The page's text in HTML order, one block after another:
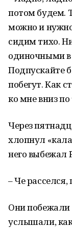
потом будем.
можно и
сидим тихо.
одиночными в
Подпускайте
побегут. Как
ко мне вниз
Через
хлопнул
него выбежал
– Че
Они побежали
услышали,